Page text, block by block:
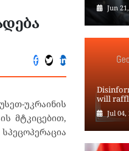
უკრაინის
მტკიცებით,
Jun
will
Jul 04,